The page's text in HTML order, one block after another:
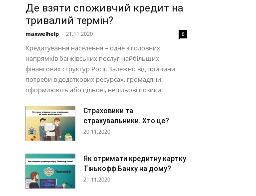
Де взяти споживчий кредит на
тривалий термін?
maxwelhelp - 21.11.2020 0
Кредитування населення – одне з головних
напрямків банківських послуг найбільших
фінансових структур Росії. Залежно від причини
потреби в додаткових ресурсах, громадяни
оформлюють або цільові, нецільові позики.
Страховики та
страхувальники. Хто це?
20.11.2020
Як отримати кредитну картку
Тінькофф Банку на дому?
21.11.2020